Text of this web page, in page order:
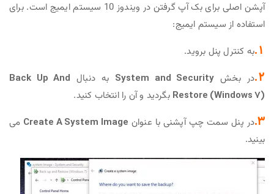
آپشن اصلی برای بک آپ گرفتن در ویندوز 10 سیستم ایمیج است. برای
استفاده از سیستم ایمیج:
1. به کنترل پنل بروید.
2. در بخش System and Security به دنبال Back Up And
Restore (Windows 7) بگردید و آن را انتخاب کنید.
3. در پنل سمت چپ آپشنی با عنوان Create A System Image می
بینید.